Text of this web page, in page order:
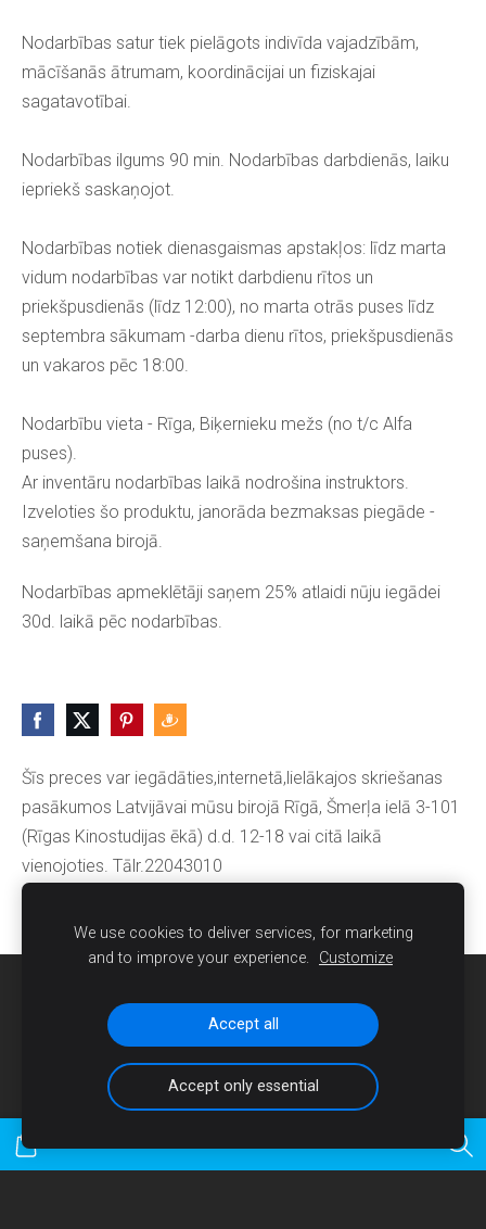
Šīs preces var iegādāties,internetā,lielākajos skriešanas
pasākumos Latvijāvai mūsu birojā Rīgā, Šmerļa ielā 3-101
(Rīgas Kinostudijas ēkā) d.d. 12-18 vai citā laikā
vienojoties. Tālr.22043010
Nodarbības satur tiek pielāgots indivīda vajadzībām,
mācīšanās ātrumam, koordinācijai un fiziskajai
sagatavotībai.
Nodarbības ilgums 90 min. Nodarbības darbdienās, laiku
iepriekš saskaņojot.
Nodarbības notiek dienasgaismas apstakļos: līdz marta
vidum nodarbības var notikt darbdienu rītos un
priekšpusdienās (līdz 12:00), no marta otrās puses līdz
septembra sākumam -darba dienu rītos, priekšpusdienās
un vakaros pēc 18:00.
Nodarbību vieta - Rīga, Biķernieku mežs (no t/c Alfa
puses).
Ar inventāru nodarbības laikā nodrošina instruktors.
Izveloties šo produktu, janorāda bezmaksas piegāde -
saņemšana birojā.
Nodarbības apmeklētāji saņem 25% atlaidi nūju iegādei
30d. laikā pēc nodarbības.
We use cookies to deliver services, for marketing
and to improve your experience.
Customize
Accept all
Accept only essential